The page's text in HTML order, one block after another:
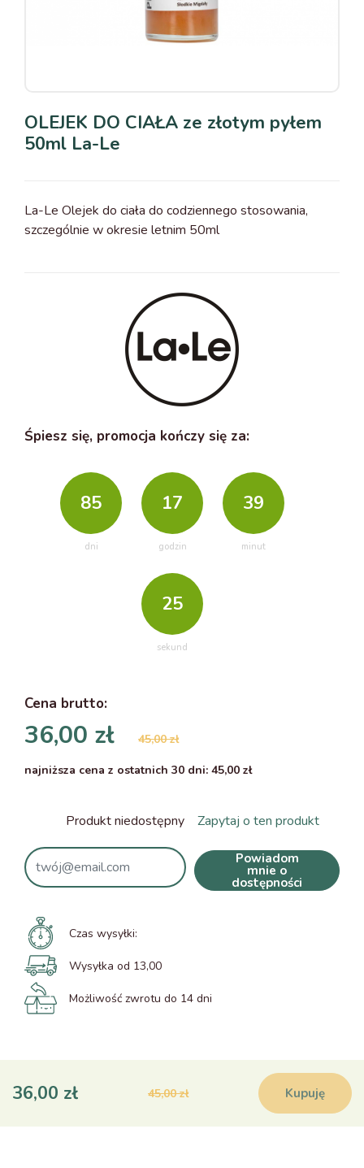
OLEJEK DO CIAŁA ze złotym pyłem
50ml La-Le
La-Le Olejek do ciała do codziennego stosowania,
szczególnie w okresie letnim 50ml
Śpiesz się, promocja kończy się za:
85
dni
17
godzin
39
minut
24
sekund
Cena brutto:
36,00 zł
45,00 zł
najniższa cena z ostatnich 30 dni: 45,00 zł
Produkt niedostępny Zapytaj o ten produkt
Powiadom
mnie o
dostępności
Czas wysyłki:
Wysyłka od 13,00
Możliwość zwrotu do 14 dni
36,00 zł 45,00 zł Kupuję